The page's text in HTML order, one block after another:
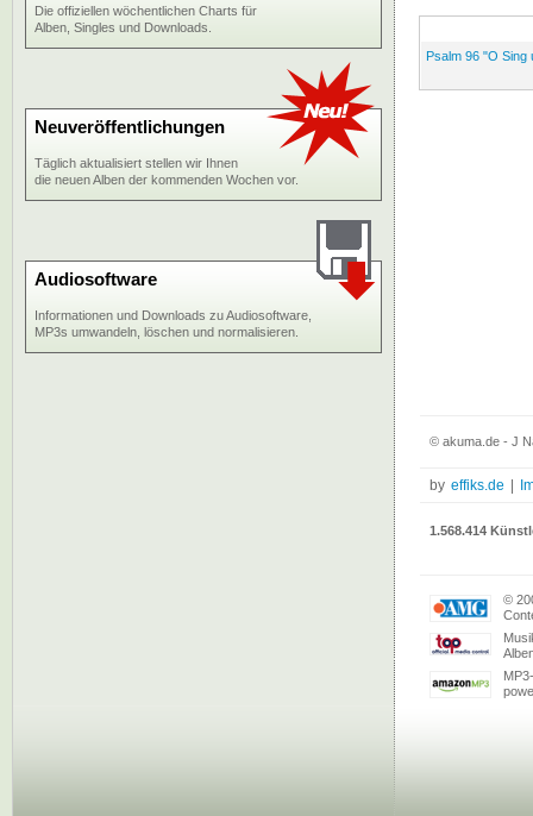
Psalm 96 "O Sing
Die offiziellen wöchentlichen Charts für
Alben, Singles und Downloads.
Neuveröffentlichungen
Täglich aktualisiert stellen wir Ihnen
die neuen Alben der kommenden Wochen vor.
Audiosoftware
Informationen und Downloads zu Audiosoftware,
MP3s umwandeln, löschen und normalisieren.
© akuma.de - J
by effiks.de
1.568.414
©